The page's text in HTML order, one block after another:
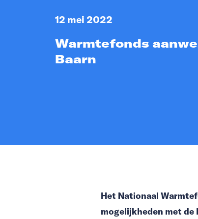
12 mei 2022
Warmtefonds
Baarn
Het Nationaal
mogelijkheden met de